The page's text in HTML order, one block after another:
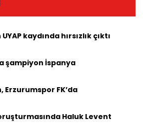
kaydında hırsızlık çıktı
şampiyon İspanya
Erzurumspor FK’da
Haluk Levent